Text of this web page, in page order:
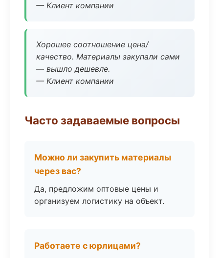
— Клиент компании
Хорошее соотношение цена/
качество. Материалы закупали сами
— вышло дешевле.
— Клиент компании
Часто задаваемые вопросы
Можно ли закупить материалы
через вас?
Да, предложим оптовые цены и
организуем логистику на объект.
Работаете с юрлицами?